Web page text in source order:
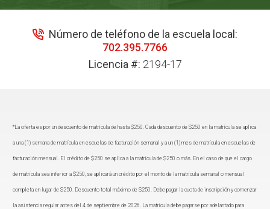
Número de teléfono de la escuela local:
702.395.7766
Licencia #: 2194-17
*La oferta es por un descuento de matrícula de hasta $250. Cada descuento de $250 en la matrícula se aplica
a una (1) semana de matrícula en escuelas de facturación semanal y a un (1) mes de matrícula en escuelas de
facturación mensual. El crédito de $250 se aplica a la matrícula de $250 o más. En el caso de que el cargo
de matrícula sea inferior a $250, se aplicará un crédito por el monto de la matrícula semanal o mensual
completa en lugar de $250. Descuento total máximo de $250. Debe pagar la cuota de inscripción y comenzar
la asistencia regular antes del 4 de septiembre de 2026. La matrícula debe pagarse por adelantado para